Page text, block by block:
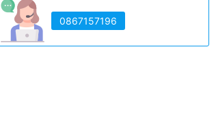
0867157196